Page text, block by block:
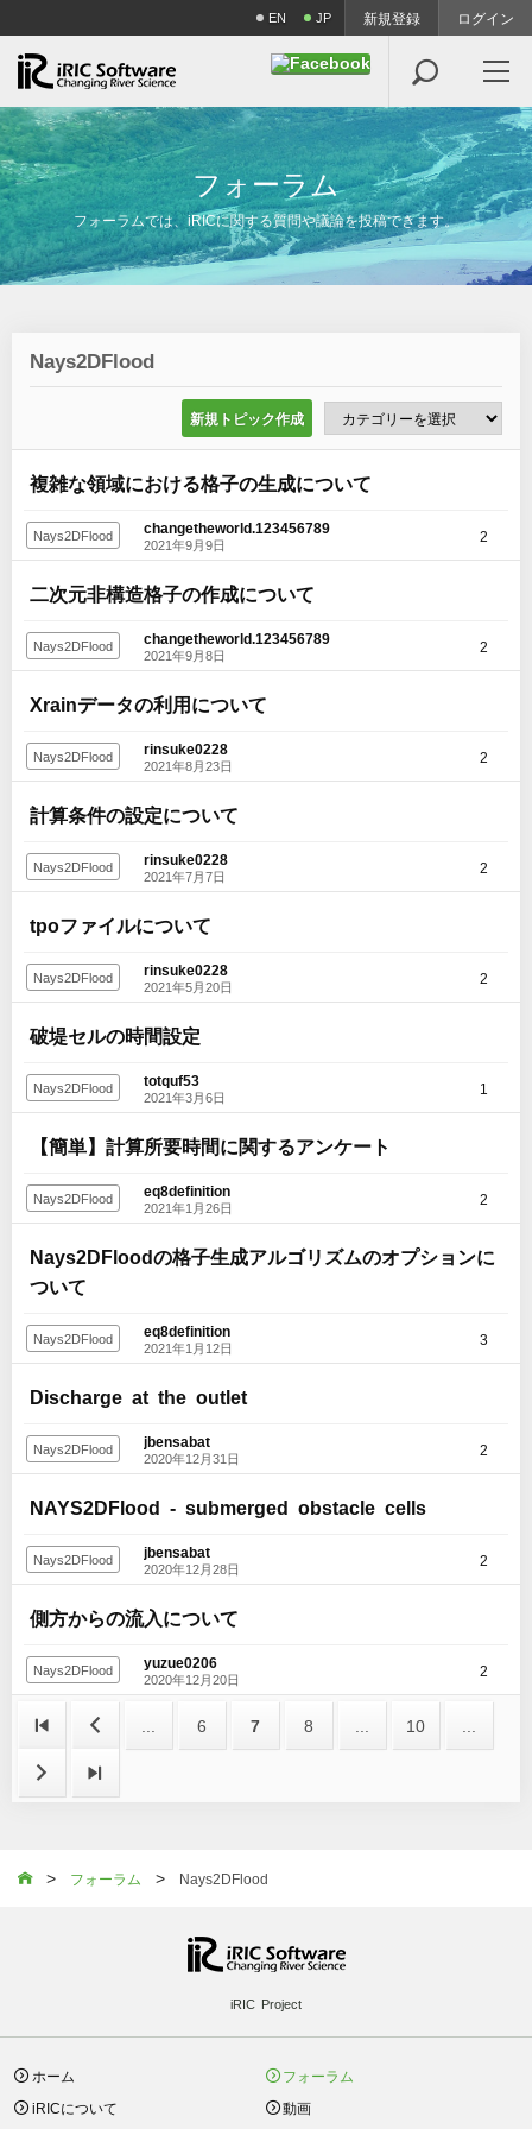
EN JP 新規登録 ログイン

フ ォ ーラム
フォーラムでは、iRICに関する質問や議論を投稿できます。
Nays2DFlood
新規トピック作成
複雑な領域における格子の生成について
Nays2DFlood
changetheworld.123456789
2021年9月9日
2
二次元非構造格子の作成について
Nays2DFlood
changetheworld.123456789
2021年9月8日
2
Xrainデータの利用について
Nays2DFlood
rinsuke0228
2021年8月23日
2
計算条件の設定について
Nays2DFlood
rinsuke0228
2021年7月7日
2
tpoファイルについて
Nays2DFlood
rinsuke0228
2021年5月20日
2
破堤セルの時間設定
Nays2DFlood
totquf53
2021年3月6日
1
【簡単】計算所要時間に関するアンケート
Nays2DFlood
eq8definition
2021年1月26日
2
Nays2DFloodの格子生成アルゴリズムのオプションに
ついて
Nays2DFlood
eq8definition
2021年1月12日
3
Discharge at the outlet
Nays2DFlood
jbensabat
2020年12月31日
2
NAYS2DFlood - submerged obstacle cells
Nays2DFlood
jbensabat
2020年12月28日
2
側方からの流入について
Nays2DFlood
yuzue0206
2020年12月20日
2
  6 7 8 10
 
 > フォーラム > Nays2DFlood
iRIC Project
ホーム
iRICについて
フォーラム
動画